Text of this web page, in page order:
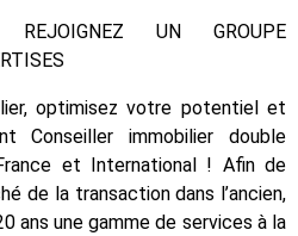
REJOIGNEZ UN GROUPE
optimisez votre potentiel et
Conseiller immobilier double
et International ! Afin de
de la transaction dans l’ancien,
ans une gamme de services à la